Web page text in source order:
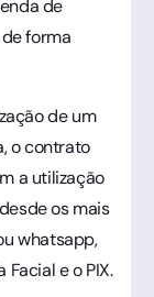
de
forma
de um
o contrato
a utilização
os mais
whatsapp,
e o PIX.